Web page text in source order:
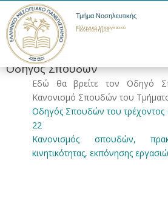
Τμήμα Νοσηλευτικής
Ελληνικό Μεσογειακό
Πανεπιστήμιο
Οδηγός Σπουδών
Εδώ θα βρείτε τον Οδηγό
Κανονισμό Σπουδών του
Οδηγός Σπουδών του τρέχοντος
22
Κανονισμός σπουδών,
κινητικότητας, εκπόνησης